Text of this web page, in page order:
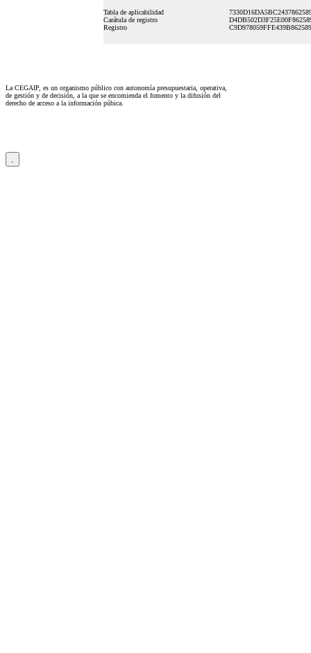
Tabla de aplicabilidad
Carátula de registro
Registro
La CEGAIP, es un organismo público con autonomía presupuestaria, operativa,
de gestión y de decisión, a la que se encomienda el fomento y la difusión del
derecho de acceso a la información púbica.